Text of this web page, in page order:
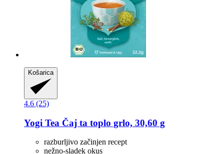
Košarica
4.6 (25)
Yogi Tea Čaj ta toplo grlo, 30,60 g
razburljivo začinjen recept
nežno-sladek okus